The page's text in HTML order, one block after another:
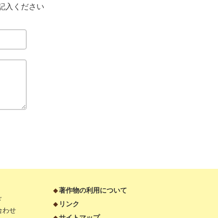
入ください
わせ
著作物の利用について
リンク